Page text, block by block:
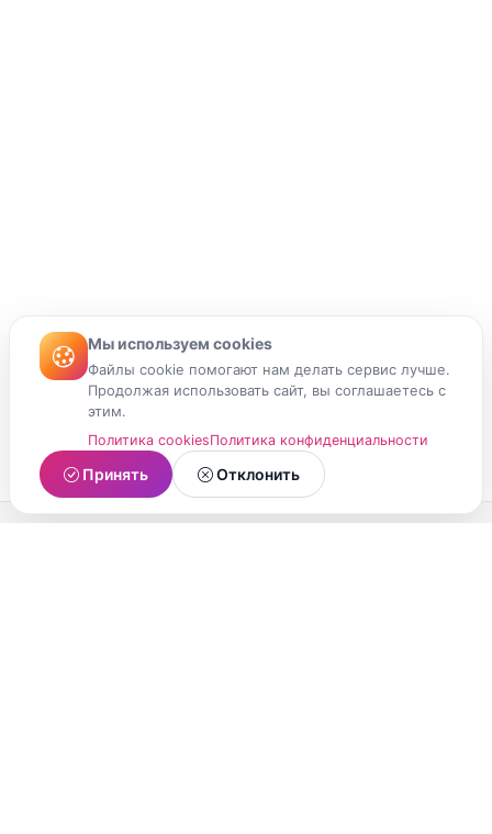
Мы используем cookies
Файлы cookie помогают нам делать сервис лучше.
Продолжая использовать сайт, вы соглашаетесь с
этим.
Политика cookiesПолитика конфиденциальности
Принять Отклонить